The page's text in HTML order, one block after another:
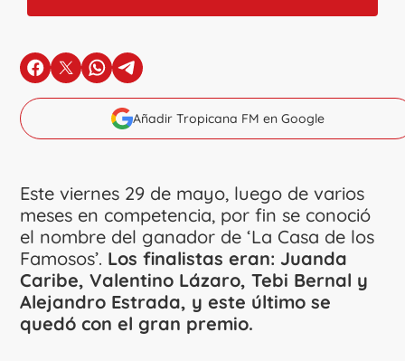
en Facebook
en Xen Whatsapp
en Telegram
Añadir Tropicana FM en Google
Este viernes 29 de mayo, luego de varios
meses en competencia, por fin se conoció
el nombre del ganador de ‘La Casa de los
Famosos’. Los finalistas eran: Juanda
Caribe, Valentino Lázaro, Tebi Bernal y
Alejandro Estrada, y este último se
quedó con el gran premio.